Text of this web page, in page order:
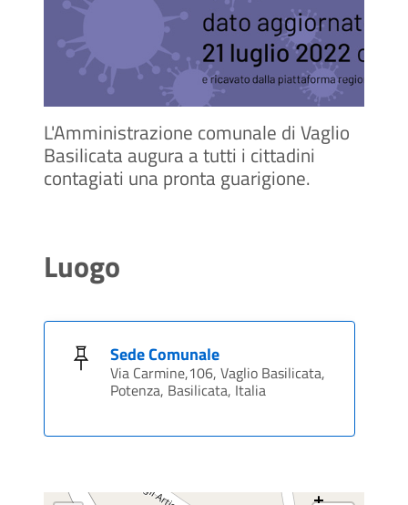
L'Amministrazione comunale di Vaglio
Basilicata augura a tutti i cittadini
contagiati una pronta guarigione.
Luogo
Sede Comunale
Via Carmine,106, Vaglio Basilicata,
Potenza, Basilicata, Italia